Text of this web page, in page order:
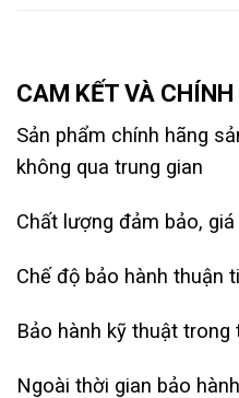
CAM KẾT VÀ
Sản phẩm chính hãng
không qua trung gian
Chất lượng đảm bảo,
Chế độ bảo hành thuận
Bảo hành kỹ thuật trong
Ngoài thời gian bảo